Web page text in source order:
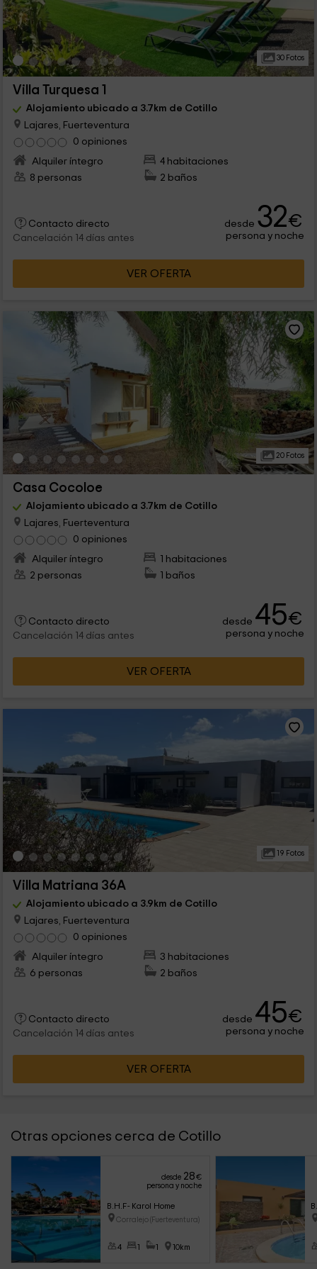
30 Fotos
Villa Turquesa 1
Alojamiento ubicado a 3.7km de Cotillo
Lajares, Fuerteventura
0 opiniones
Alquiler íntegro
4 habitaciones
8 personas
2 baños
Contacto directo
Cancelación 14 días antes
desde 32€
persona y noche
VER OFERTA
20 Fotos
Casa Cocoloe
Alojamiento ubicado a 3.7km de Cotillo
Lajares, Fuerteventura
0 opiniones
Alquiler íntegro
1 habitaciones
2 personas
1 baños
Contacto directo
Cancelación 14 días antes
desde 45€
persona y noche
VER OFERTA
19 Fotos
Villa Matriana 36A
Alojamiento ubicado a 3.9km de Cotillo
Lajares, Fuerteventura
0 opiniones
Alquiler íntegro
3 habitaciones
6 personas
2 baños
Contacto directo
Cancelación 14 días antes
desde 45€
persona y noche
VER OFERTA
Otras opciones cerca de Cotillo
desde 28€
persona y noche
B.H.F- Karol Home
Corralejo (Fuerteventura)
4 1 1 10km